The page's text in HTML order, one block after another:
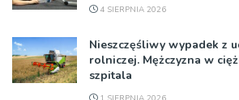
4 SIERPNIA 2026
Nieszczęśliwy wypadek z
rolniczej. Mężczyzna w
szpitala